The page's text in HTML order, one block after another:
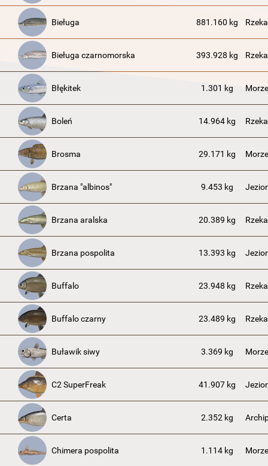
Bieługa 881.160 kg
Bieługa czarnomorska 393.928 kg
Błękitek 1.301 kg
Boleń 14.964 kg
Brosma 29.171 kg
Brzana "albinos" 9.453 kg
Brzana aralska 20.389 kg
Brzana pospolita 13.393 kg
Buffalo 23.948 kg
Buffalo czarny 23.489 kg
Buławik siwy 3.369 kg
C2 SuperFreak 41.907 kg
Certa 2.352 kg
Chimera pospolita 1.114 kg